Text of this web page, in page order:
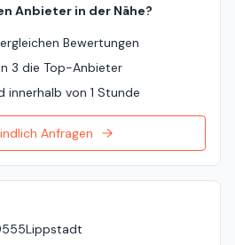
Anbieter in der Nähe?
Bewertungen
3 die Top-Anbieter
innerhalb von 1 Stunde
Anfragen
Lippstadt